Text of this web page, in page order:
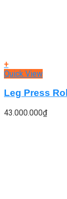
+
Quick View
Leg Press
43.000.000₫